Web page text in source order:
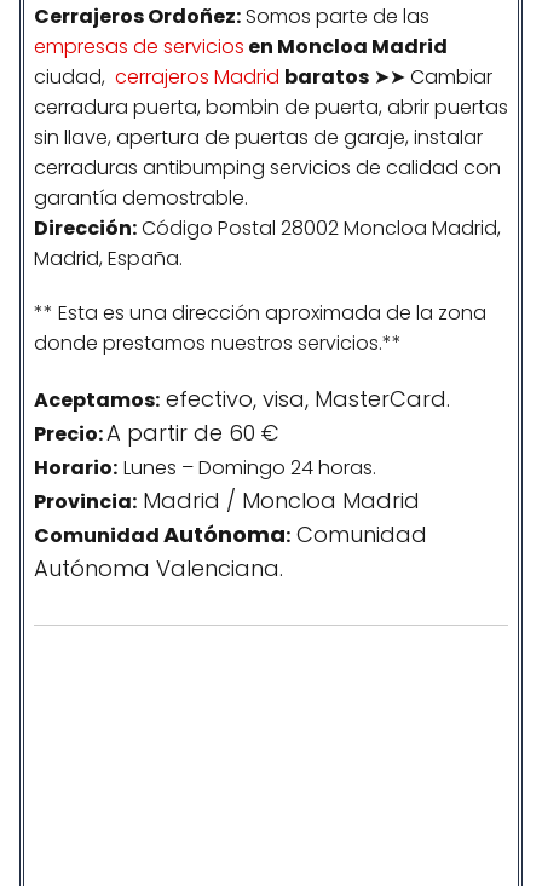
Cerrajeros Ordoñez:Somos parte de las
empresas de servicios en Moncloa Madrid
ciudad, cerrajeros Madrid baratos ➤➤ Cambiar
cerradura puerta, bombin de puerta, abrir puertas
sin llave, apertura de puertas de garaje, instalar
cerraduras antibumping servicios de calidad con
garantía demostrable.
Dirección:Código Postal 28002 Moncloa Madrid,
Madrid, España.
** Esta es una dirección aproximada de la zona
donde prestamos nuestros servicios.**
Aceptamos: efectivo, visa, MasterCard.
Precio:A partir de 60 €
Horario: Lunes – Domingo 24 horas.
Provincia: Madrid / Moncloa Madrid
ComunidadAutónoma: Comunidad
Autónoma Valenciana.